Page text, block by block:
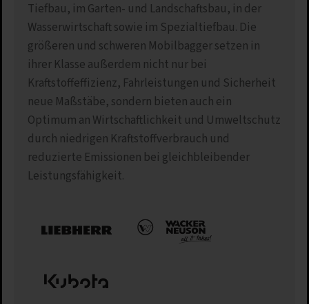
Tiefbau, im Garten- und Landschaftsbau, in der
Wasserwirtschaft sowie im Spezialtiefbau. Die
größeren und schweren Mobilbagger setzen in
ihrer Klasse außerdem nicht nur bei
Kraftstoffeffizienz, Fahrleistungen und Sicherheit
neue Maßstäbe, sondern bieten auch ein
Optimum an Wirtschaftlichkeit und Umweltschutz
durch niedrigen Kraftstoffverbrauch und
reduzierte Emissionen bei gleichbleibender
Leistungsfähigkeit.